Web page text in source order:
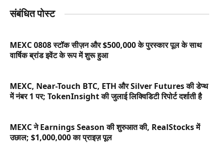
संबंधित पोस्ट
MEXC 0808 स्टॉक सीज़न और $500,000 के पुरस्कार पूल के साथ
वार्षिक ब्रांड इवेंट के रूप में शुरू हुआ
MEXC, Near-Touch BTC, ETH और Silver Futures की डेप्थ
में नंबर 1 पर; TokenInsight की जुलाई लिक्विडिटी रिपोर्ट दर्शाती है
MEXC ने Earnings Season की शुरुआत की, RealStocks में
उछाल; $1,000,000 का प्राइज़ पूल